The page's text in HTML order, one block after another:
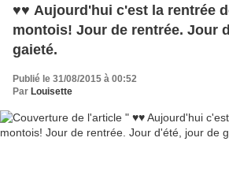
♥♥ Aujourd'hui c'est la rentrée des enfants
montois! Jour de rentrée. Jour
gaieté.
Publié le 31/08/2015 à 00:52
Par Louisette